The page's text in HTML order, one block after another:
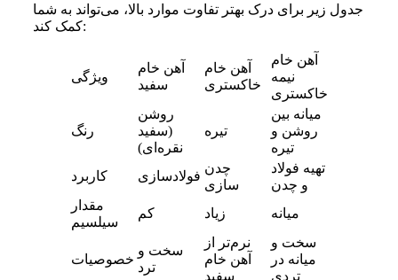
جدول زیر برای درک بهتر تفاوت موارد بالا، می‌تواند به شما
کمک کند:
ویژگی
آهن خام
سفید
آهن خام
خاکستری
آهن خام
نیمه
خاکستری
رنگ
روشن
(سفید
نقره‌ای)
تیره
میانه بین
روشن و
تیره
کاربرد
فولادسازی
چدن
سازی
تهیه فولاد
و چدن
مقدار
سیلسیم
کم زیاد میانه
خصوصیات
سخت و
ترد
نرم‌تر از
آهن خام
سفید
سخت و
میانه در
تردی